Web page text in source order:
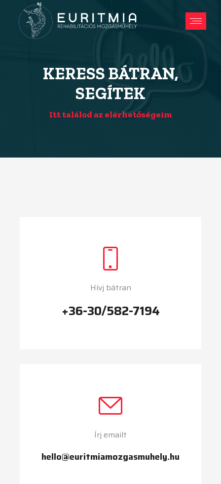
KERESS BÁTRAN,
SEGÍTEK
Itt találod az elérhetőségeim
Hívj bátran
+36-30/582-7194
Írj emailt
hello@euritmiamozgasmuhely.hu